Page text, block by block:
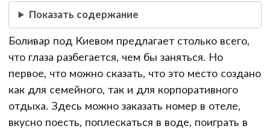
Показать содержание
Боливар под Киевом предлагает столько всего,
что глаза разбегается, чем бы заняться. Но
первое, что можно сказать, что это место создано
как для семейного, так и для корпоративного
отдыха. Здесь можно заказать номер в отеле,
вкусно поесть, поплескаться в воде, поиграть в